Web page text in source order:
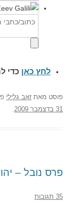
לחץ כאן כדי
פוסטמאתזאב גלילי
31 בדצמבר 2009
.
פרס נובל –
35 תגובות